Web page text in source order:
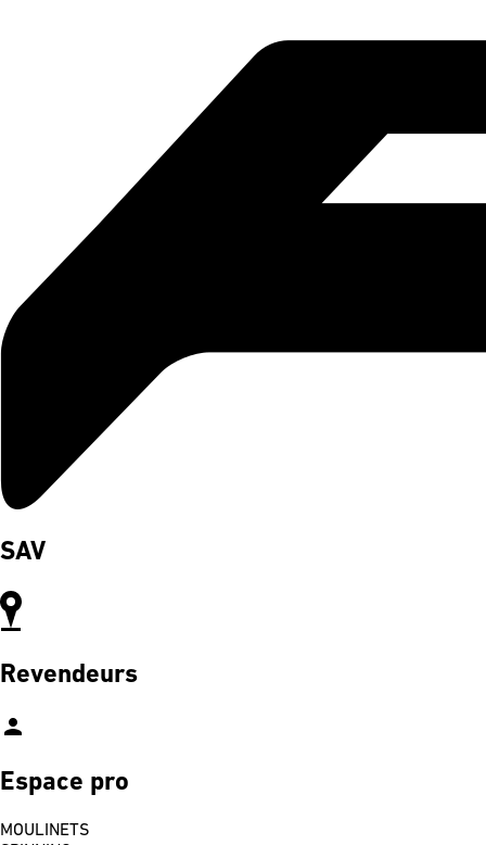
SAV
Revendeurs
person
Espace pro
MOULINETS